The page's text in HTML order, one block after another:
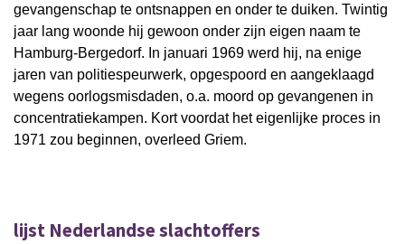
gevangenschap te ontsnappen en onder te duiken. Twintig
jaar lang woonde hij gewoon onder zijn eigen naam te
Hamburg-Bergedorf. In januari 1969 werd hij, na enige
jaren van politiespeurwerk, opgespoord en aangeklaagd
wegens oorlogsmisdaden, o.a. moord op gevangenen in
concentratiekampen. Kort voordat het eigenlijke proces in
1971 zou beginnen, overleed Griem.
lijst Nederlandse slachtoffers